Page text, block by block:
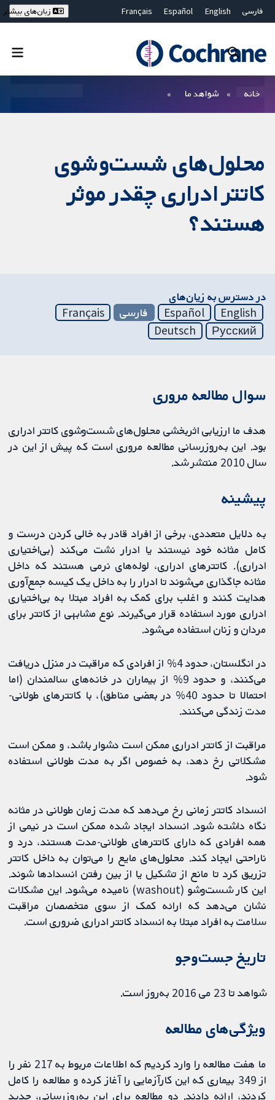
فارسی English
Español
Français
Bahasa Malaysia
ไทย
繁體中文
زبان‌های بیشتر
خانه شواهد ما
محلول‌های شست‌وشوی
کاتتر ادراری چقدر موثر
هستند؟
در دسترس به زیان‌های
English
Español فارسی
Français
Русский
Deutsch
سوال مطالعه مروری
هدف ما ارزیابی اثربخشی محلول‌های شست‌وشوی کاتتر ادراری
بود. این به‌روزرسانی مطالعه مروری است که پیش از این در
سال 2010 منتشر شد.
پیشینه
به دلایل متعددی، برخی از افراد قادر به خالی کردن درست و
کامل مثانه خود نیستند یا ادرار نشت می‌کند (بی‌اختیاری
ادراری). کاتترهای ادراری، لوله‌های نرمی هستند که داخل
مثانه جاگذاری می‌شوند تا ادرار را به داخل یک کیسه جمع‌آوری
هدایت کنند و اغلب برای کمک به افراد مبتلا به بی‌اختیاری
ادراری مورد استفاده قرار می‌گیرند. نوع مشابهی از کاتتر برای
مردان و زنان استفاده می‌شود.
در انگلستان، حدود 4% از افرادی که مراقبت در منزل دریافت
می‌کنند، و حدود 9% از بیماران در خانه‌های سالمندان (اما
احتمالا تا حدود 40% در بعضی مناطق)، با کاتترهای طولانی-
مدت زندگی می‌کنند.
مراقبت از کاتتر ادراری ممکن است دشوار باشد، و ممکن است
مشکلاتی رخ دهد، به خصوص اگر به مدت طولانی استفاده
شود.
انسداد کاتتر زمانی رخ می‌دهد که مدت زمان طولانی در مثانه
نگاه داشته شود. انسداد ایجاد شده ممکن است در نیمی از
همه افرادی که دارای کاتترهای طولانی-مدت هستند، درد و
ناراحتی ایجاد کند. محلول‌های مایع را می‌توان به داخل کاتتر
تزریق کرد تا مانع از تشکیل یا از بین رفتن انسدادها شوند.
این کار شست‌وشو (washout) نامیده می‌شود. این مشکلات
نشان می‌دهد که ارائه کمک از سوی متخصصان مراقبت
سلامت به افراد مبتلا به انسداد کاتتر ادراری ضروری است.
تاریخ جست‌و‌جو
شواهد تا 23 می 2016 به‌روز است.
ویژگی‌های مطالعه
ما هفت مطالعه را وارد کردیم که اطلاعات مربوط به 217 نفر را
از 349 بیماری که این کارآزمایی را آغاز کرده و مطالعه را کامل
کردند، ارائه دادند. دو مطالعه برای این به‌روزرسانی، جدید